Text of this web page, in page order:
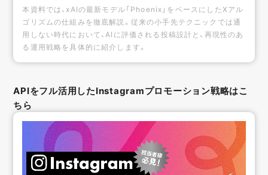
本資料では、xAIの最新モデル「Phoenix」をベースにしたXアル
ゴリズムの仕組みを徹底解説。従来の小手先テクニックでは通
用しない時代において、AIに評価される投稿設計と、再現性のあ
る運用戦略を具体的に紹介します。
APIをフル活用したInstagramプロモーション戦略はこ
ちら